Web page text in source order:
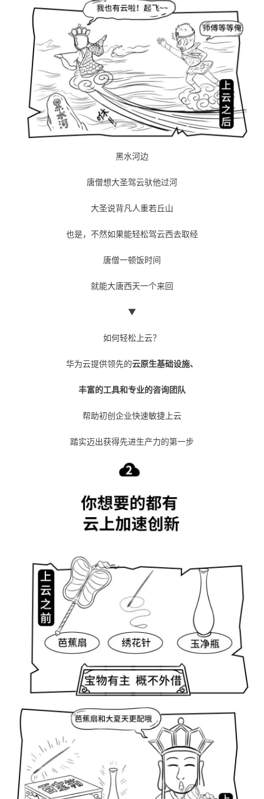
黑水河边
唐僧想大圣驾云驮他过河
大圣说背凡人重若丘山
也是，不然如果能轻松驾云西去取经
唐僧一顿饭时间
就能大唐西天一个来回
▼
如何轻松上云？
华为云提供领先的云原生基础设施、
丰富的工具和专业的咨询团队
帮助初创企业快速敏捷上云
踏实迈出获得先进生产力的第一步